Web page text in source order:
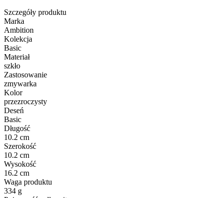
Szczegóły produktu
Marka
Ambition
Kolekcja
Basic
Materiał
szkło
Zastosowanie
zmywarka
Kolor
przezroczysty
Deseń
Basic
Długość
10.2 cm
Szerokość
10.2 cm
Wysokość
16.2 cm
Waga produktu
334 g